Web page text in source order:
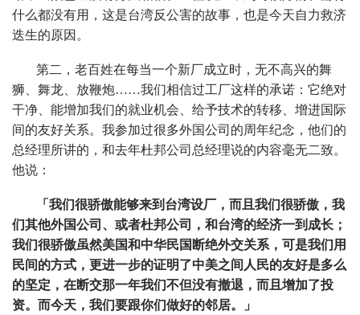
什么都没有用，这是台湾反公害的故事，也是今天自力救济
迭生的原因。
第二，老百姓在每当一个新厂成立时，无不高兴的舞
狮、舞龙、放鞭炮……我们相信过工厂这样的承诺：它绝对
干净、能增加我们的就业机会、给予技术的转移、增进国际
间的友好关系。我参加过很多外国公司的周年纪念，他们的
总经理所讲的，和去年杜邦公司总经理说的内容毫无二致。
他说：
「我们很骄傲能够来到台湾设厂，而且我们很骄傲，我
们其他外国公司、或者杜邦公司，和台湾的经济一到成长；
我们很骄傲虽然美国和中华民国断绝外交关系，可是我们用
民间的方式，更进一步的证明了中美之间人民的友好是多么
的坚定，在断交那一年我们不但没有撤退，而且增加了投
资。而今天，我们要跟你们做好的邻居。」